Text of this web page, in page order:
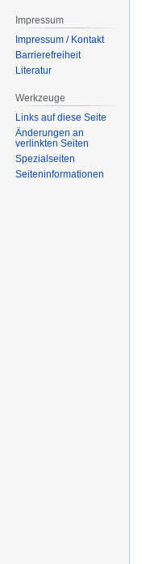
Impressum
Impressum / Kontakt
Barrierefreiheit
Literatur
Werkzeuge
Links auf diese Seite
Änderungen an
verlinkten Seiten
Spezialseiten
Seiten­informationen